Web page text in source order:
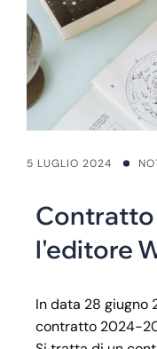
5 LUGLIO 2024
Contratto
l'editore
In data 28
contratto 2024-